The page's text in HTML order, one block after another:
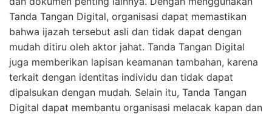
Tanda Tangan Digital, organisasi dapat memastikan
bahwa ijazah tersebut asli dan tidak dapat dengan
mudah ditiru oleh aktor jahat. Tanda Tangan Digital
juga memberikan lapisan keamanan tambahan, karena
terkait dengan identitas individu dan tidak dapat
dipalsukan dengan mudah. Selain itu, Tanda Tangan
Digital dapat membantu organisasi melacak kapan dan